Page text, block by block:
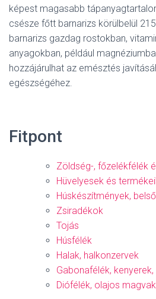
képest magasabb
csésze főtt barnarizs körülbelül
barnarizs gazdag rostokban,
anyagokban, például
hozzájárulhat az emésztés
egészségéhez.
Fitpont
Zöldség-, főzelékfélék
Hüvelyesek és
Húskészítmények,
Zsiradékok
Tojás
Húsfélék
Halak, halkonzervek
Gabonafélék,
Diófélék, olajos magvak